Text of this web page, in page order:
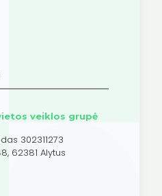
veiklos grupė
302311273
62381 Alytus